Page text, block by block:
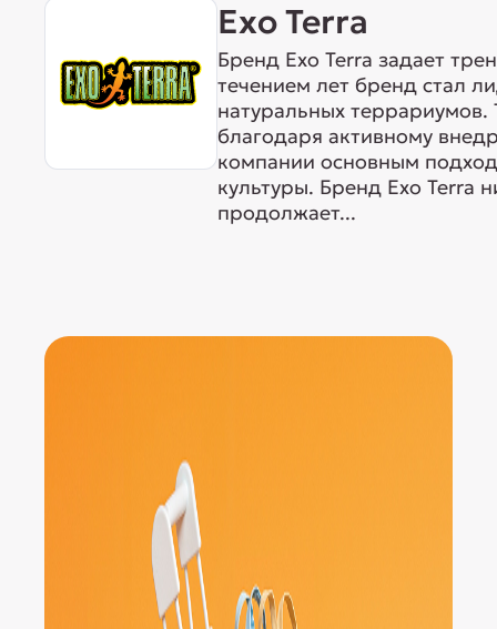
Exo Terra
Бренд Exo Terra задает
течением лет бренд стал
натуральных
благодаря активному
компании основным
культуры. Бренд Exo Terra
продолжает...